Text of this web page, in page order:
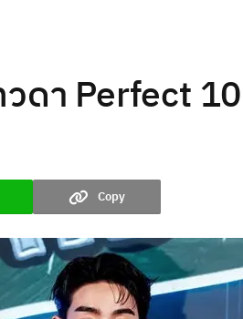
ดา Perfect
Copy